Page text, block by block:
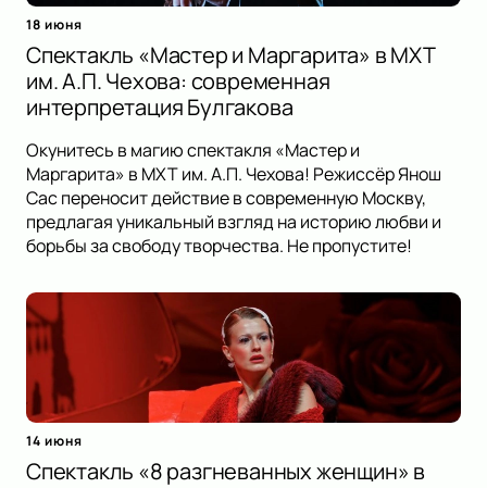
18 июня
Спектакль «Мастер и Маргарита» в МХТ
им. А.П. Чехова: современная
интерпретация Булгакова
Окунитесь в магию спектакля «Мастер и
Маргарита» в МХТ им. А.П. Чехова! Режиссёр Янош
Сас переносит действие в современную Москву,
предлагая уникальный взгляд на историю любви и
борьбы за свободу творчества. Не пропустите!
14 июня
Спектакль «8 разгневанных женщин» в